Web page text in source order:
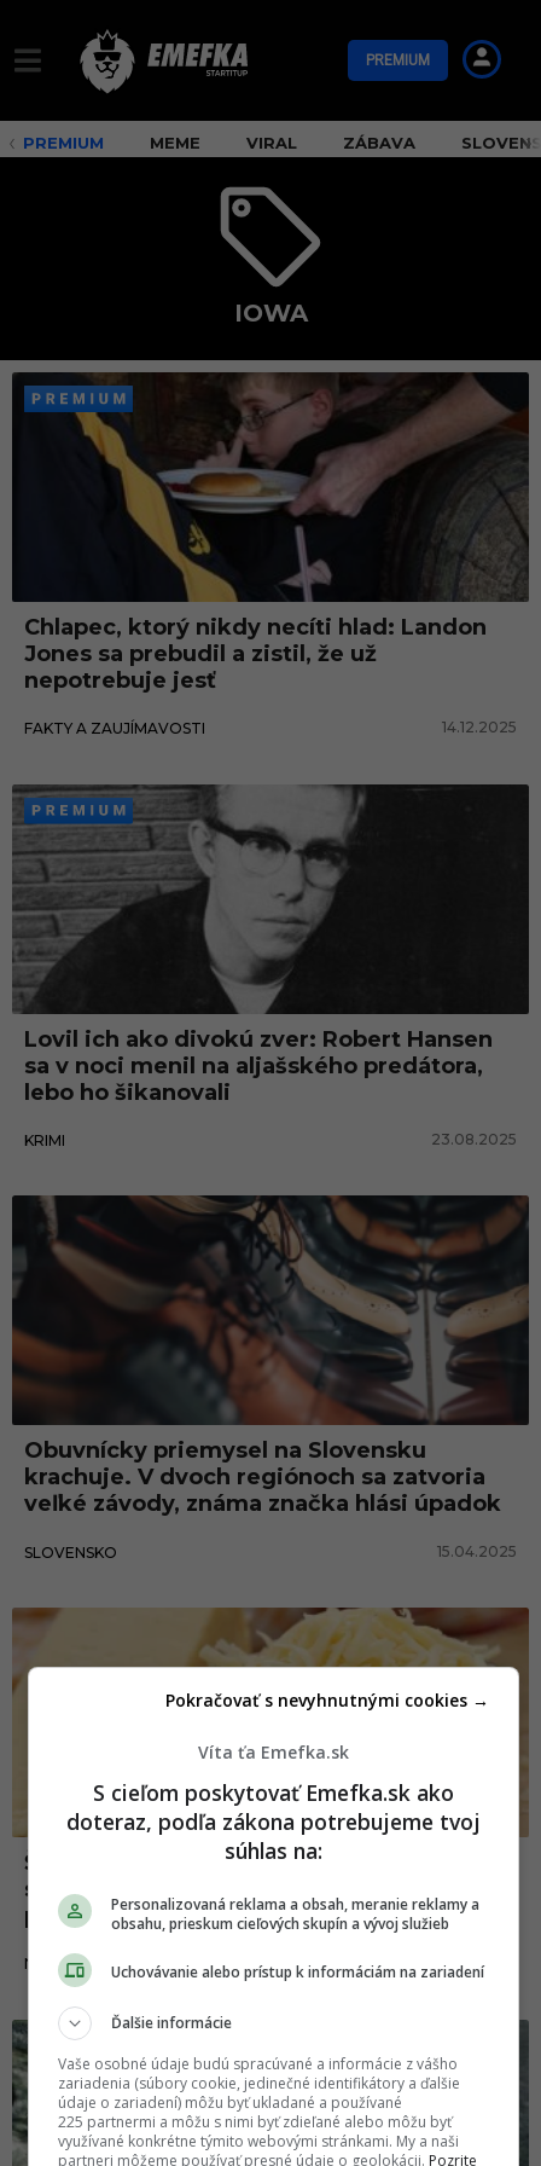
PREMIUM
PREMIUM MEME VIRAL ZÁBAVA
IOWA
o
Chlapec, ktorý nikdy necíti hlad: Landon
Jones sa prebudil a zistil, že už
nepotrebuje jesť
FAKTY A ZAUJÍMAVOSTI 14.12.2025
Lovil ich ako divokú zver: Robert Hansen
sa v noci menil na aljašského predátora,
lebo ho šikanovali
KRIMI 23.08.2025
Obuvnícky priemysel na Slovensku
krachuje. V dvoch regiónoch sa zatvoria
veľké závody, známa značka hlási úpadok
SLOVENSKO 15.04.2025
Študentky nasypali suchú kožu z nôh do
syra svojej spolubývajúcej. Teraz ich stíha
polícia
NEWS 01.05.2020
Víta ťa Emefka.sk
S cieľom poskytovať Emefka.sk ako
doteraz, podľa zákona potrebujeme tvoj
súhlas na:
Personalizovaná reklama a obsah, meranie reklamy a
obsahu, prieskum cieľových skupín a vývoj služieb
Uchovávanie alebo prístup k informáciám na zariadení
Ďalšie informácie
Vaše osobné údaje budú spracúvané a informácie z vášho
zariadenia (súbory cookie, jedinečné identifikátory a ďalšie
údaje o zariadení) môžu byť ukladané a používané
225 partnermi a môžu s nimi byť zdieľané alebo môžu byť
využívané konkrétne týmito webovými stránkami. My a naši
partneri môžeme používať presné údaje o geolokácii. Pozrite
Pokračovať s nevyhnutnými cookies →